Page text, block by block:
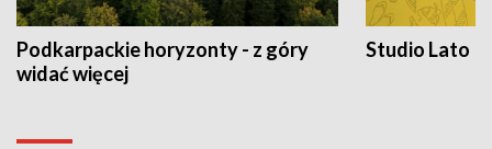
Podkarpackie horyzonty - z góry
widać więcej
Studio Lato